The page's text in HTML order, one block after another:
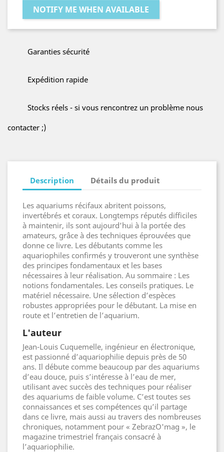
NOTIFY ME WHEN AVAILABLE
Garanties sécurité
Expédition rapide
Stocks réels - si vous rencontrez un problème nous
contacter ;)
Description Détails du produit
Les aquariums récifaux abritent poissons,
invertébrés et coraux. Longtemps réputés difficiles
à maintenir, ils sont aujourd’hui à la portée des
amateurs, grâce à des techniques éprouvées que
donne ce livre. Les débutants comme les
aquariophiles confirmés y trouveront une synthèse
des principes fondamentaux et les bases
nécessaires à leur réalisation. Au sommaire : Les
notions fondamentales. Les conseils pratiques. Le
matériel nécessaire. Une sélection d’espèces
robustes appropriées pour le débutant. La mise en
route et l’entretien de l’aquarium.
L'auteur
Jean-Louis Cuquemelle, ingénieur en électronique,
est passionné d’aquariophilie depuis près de 50
ans. Il débute comme beaucoup par des aquariums
d’eau douce, puis s’intéresse à l’eau de mer,
utilisant avec succès des techniques pour réaliser
des aquariums de faible volume. C’est toutes ses
connaissances et ses compétences qu’il partage
dans ce livre, mais aussi au travers des nombreuses
chroniques, notamment pour « ZebrazO'mag », le
magazine trimestriel français consacré à
l’aquariophilie.